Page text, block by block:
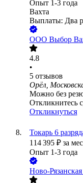
Опыт 1-3 года
Вахта
Выплаты: Два
ООО Выбор
4.8
•
5 отзывов
Орёл,
Можно без
Откликнитесь
Откликнуться
Токарь 6
114 395 ₽ за
Опыт 1-3 года
Ново-